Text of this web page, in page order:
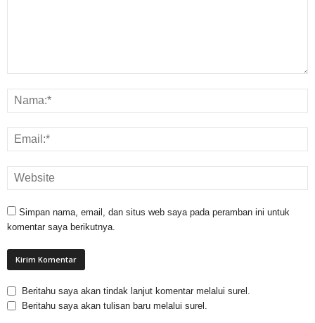
Simpan nama, email, dan situs web saya pada peramban ini untuk
komentar saya berikutnya.
Beritahu saya akan tindak lanjut komentar melalui surel.
Beritahu saya akan tulisan baru melalui surel.